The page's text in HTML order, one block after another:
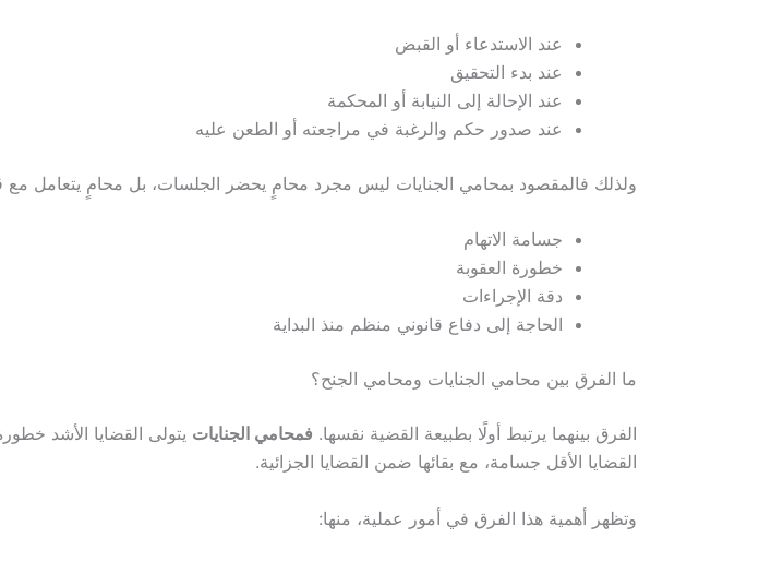
عند الاستدعاء أو القبض
عند بدء التحقيق
عند الإحالة إلى النيابة أو المحكمة
عند صدور حكم والرغبة في مراجعته أو الطعن عليه
ولذلك فالمقصود بمحامي الجنايات ليس مجرد محامٍ يحضر الجلسات، بل محامٍ يتعامل مع
جسامة الاتهام
خطورة العقوبة
دقة الإجراءات
الحاجة إلى دفاع قانوني منظم منذ البداية
ما الفرق بين محامي الجنايات ومحامي الجنح؟
الفرق بينهما يرتبط أولًا بطبيعة القضية نفسها. فمحامي الجنايات يتولى القضايا الأشد
القضايا الأقل جسامة، مع بقائها ضمن القضايا الجزائية.
وتظهر أهمية هذا الفرق في أمور عملية، منها: